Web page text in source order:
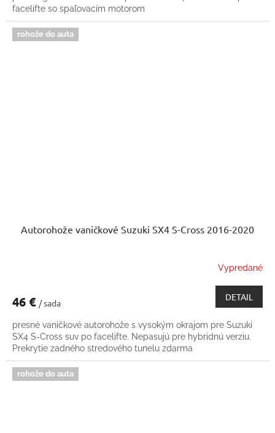
facelifte so spaľovacím motorom
rohože do auta
Autorohože vaničkové Suzuki SX4 S-Cross 2016-2020
Vypredané
46 € / sada
DETAIL
presné vaničkové autorohože s vysokým okrajom pre Suzuki
SX4 S-Cross suv po facelifte. Nepasujú pre hybridnú verziu.
Prekrytie zadného stredového tunelu zdarma
rohože do auta